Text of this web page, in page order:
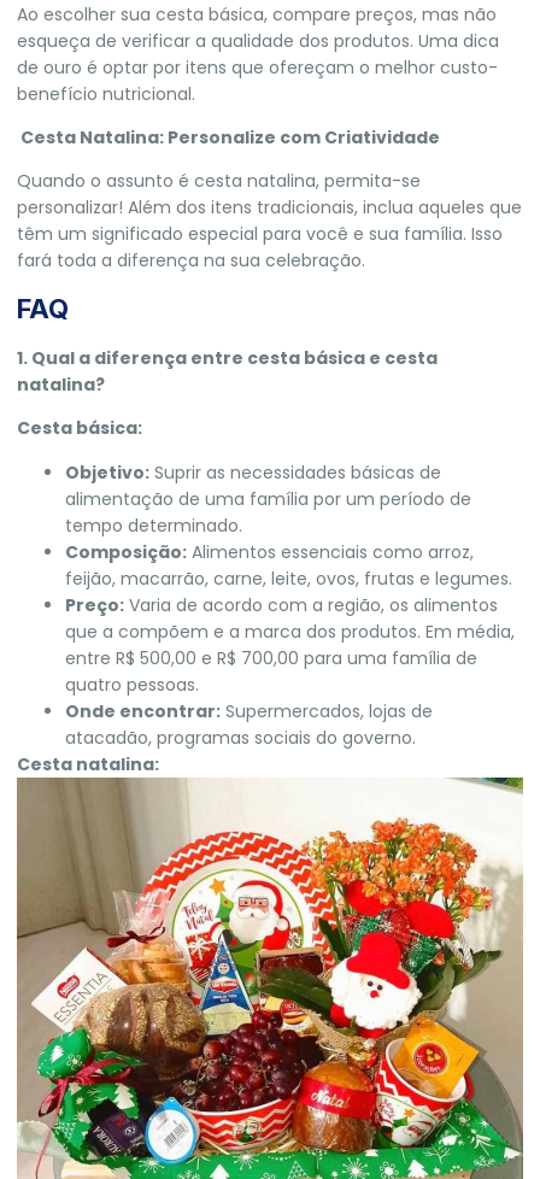
Ao escolher sua cesta básica, compare preços, mas não
esqueça de verificar a qualidade dos produtos. Uma dica
de ouro é optar por itens que ofereçam o melhor custo-
benefício nutricional.
Cesta Natalina: Personalize com Criatividade
Quando o assunto é cesta natalina, permita-se
personalizar! Além dos itens tradicionais, inclua aqueles que
têm um significado especial para você e sua família. Isso
fará toda a diferença na sua celebração.
FAQ
1. Qual a diferença entre cesta básica e cesta
natalina?
Cesta básica:
Objetivo: Suprir as necessidades básicas de
alimentação de uma família por um período de
tempo determinado.
Composição: Alimentos essenciais como arroz,
feijão, macarrão, carne, leite, ovos, frutas e legumes.
Preço: Varia de acordo com a região, os alimentos
que a compõem e a marca dos produtos. Em média,
entre R$ 500,00 e R$ 700,00 para uma família de
quatro pessoas.
Onde encontrar: Supermercados, lojas de
atacadão, programas sociais do governo.
Cesta natalina: